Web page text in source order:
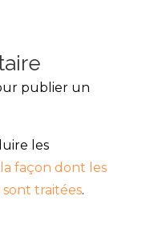
publier un
les
façon dont les
traitées.